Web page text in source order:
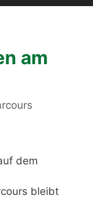
am
dem
bleibt